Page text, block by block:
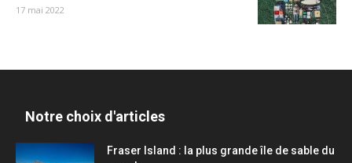
17 mai 2022
Notre choix d'articles
Fraser Island : la plus grande île de sable du